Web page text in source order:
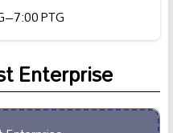
PTG
Enterprise